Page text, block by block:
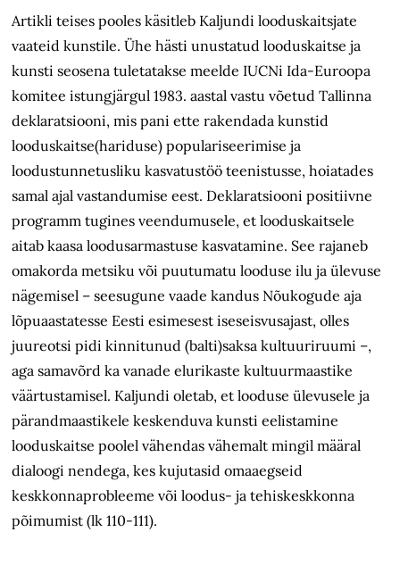
Artikli teises pooles käsitleb Kaljundi looduskaitsjate
vaateid kunstile. Ühe hästi unustatud looduskaitse ja
kunsti seosena tuletatakse meelde IUCNi Ida-Euroopa
komitee istungjärgul 1983. aastal vastu võetud Tallinna
deklaratsiooni, mis pani ette rakendada kunstid
looduskaitse(hariduse) populariseerimise ja
loodustunnetusliku kasvatustöö teenistusse, hoiatades
samal ajal vastandumise eest. Deklaratsiooni positiivne
programm tugines veendumusele, et looduskaitsele
aitab kaasa loodusarmastuse kasvatamine. See rajaneb
omakorda metsiku või puutumatu looduse ilu ja ülevuse
nägemisel – seesugune vaade kandus Nõukogude aja
lõpuaastatesse Eesti esimesest iseseisvusajast, olles
juureotsi pidi kinnitunud (balti)saksa kultuuriruumi –,
aga samavõrd ka vanade elurikaste kultuurmaastike
väärtustamisel. Kaljundi oletab, et looduse ülevusele ja
pärandmaastikele keskenduva kunsti eelistamine
looduskaitse poolel vähendas vähemalt mingil määral
dialoogi nendega, kes kujutasid omaaegseid
keskkonnaprobleeme või loodus- ja tehiskeskkonna
põimumist (lk 110-111).